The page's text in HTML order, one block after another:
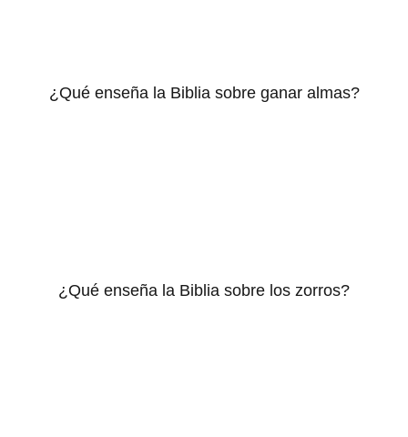
¿Qué enseña la Biblia sobre ganar almas?
¿Qué enseña la Biblia sobre los zorros?